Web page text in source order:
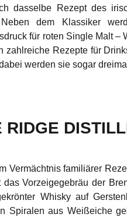
dasselbe Rezept des
Neben dem Klassiker
für roten Single Malt –
zahlreiche Rezepte für
werden sie sogar
RIDGE
Vermächtnis familiärer
das Vorzeigegebräu der
Whisky auf
Spiralen aus Weißeiche